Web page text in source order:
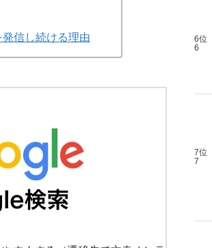
信し続ける理由
6位
6
7位
7